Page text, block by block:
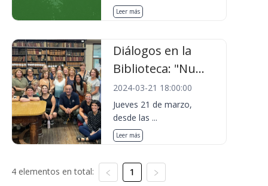
Leer más
Diálogos en la
Biblioteca: "Nu...
2024-03-21 18:00:00
Jueves 21 de marzo,
desde las ...
Leer más
4 elementos en total: 1